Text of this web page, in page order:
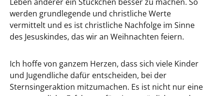
werden grundlegende und christliche Werte
vermittelt und es ist christliche Nachfolge im Sinne
des Jesuskindes, das wir an Weihnachten feiern.
Ich hoffe von ganzem Herzen, dass sich viele Kinder
und Jugendliche dafür entscheiden, bei der
Sternsingeraktion mitzumachen. Es ist nicht nur eine